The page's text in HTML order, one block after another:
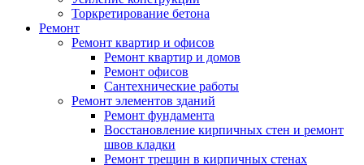
Торкретирование бетона
Ремонт
Ремонт квартир и офисов
Ремонт квартир и домов
Ремонт офисов
Сантехнические работы
Ремонт элементов зданий
Ремонт фундамента
Восстановление кирпичных стен и ремонт
швов кладки
Ремонт трещин в кирпичных стенах